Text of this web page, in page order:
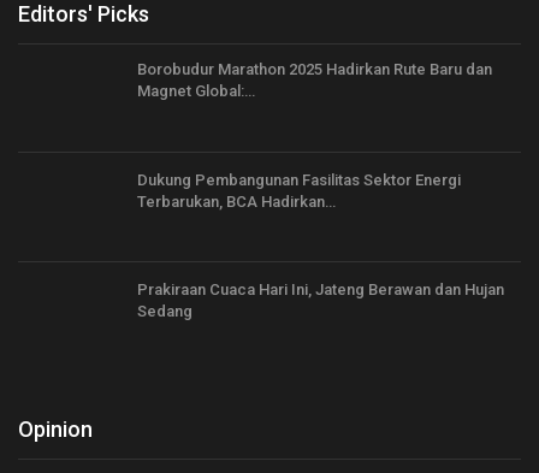
Editors' Picks
Borobudur Marathon 2025 Hadirkan Rute Baru dan
Magnet Global:…
Dukung Pembangunan Fasilitas Sektor Energi
Terbarukan, BCA Hadirkan…
Prakiraan Cuaca Hari Ini, Jateng Berawan dan Hujan
Sedang
Opinion